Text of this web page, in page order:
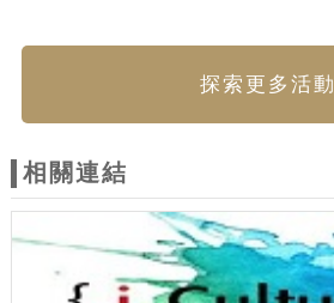
探索更多活動
相關連結